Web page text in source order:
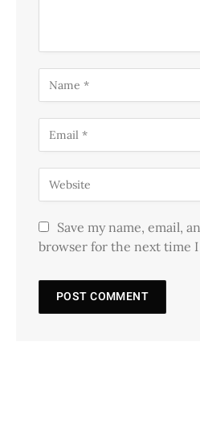
Save my name, email,
browser for the next time